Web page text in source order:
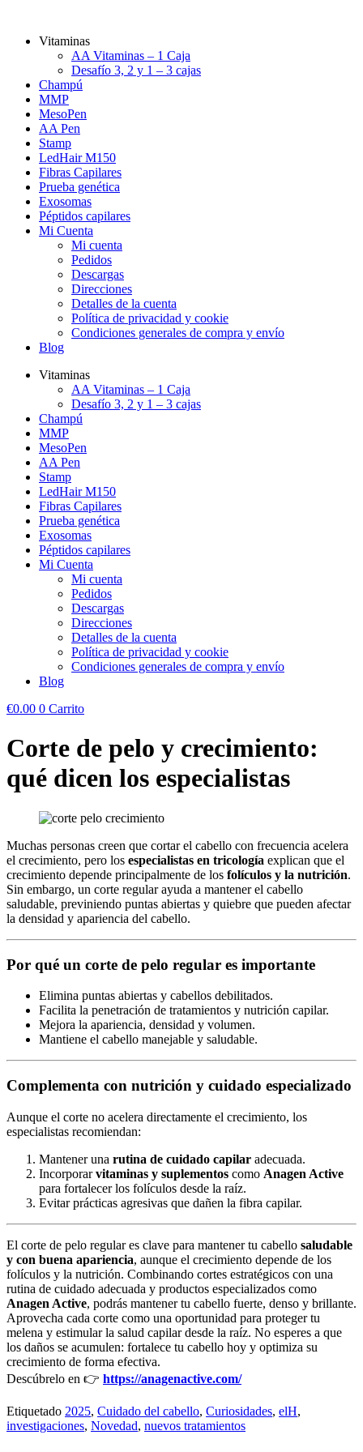
Vitaminas
AA Vitaminas – 1 Caja
Desafío 3, 2 y 1 – 3 cajas
Champú
MMP
MesoPen
AA Pen
Stamp
LedHair M150
Fibras Capilares
Prueba genética
Exosomas
Péptidos capilares
Mi Cuenta
Mi cuenta
Pedidos
Descargas
Direcciones
Detalles de la cuenta
Política de privacidad y cookie
Condiciones generales de compra y envío
Blog
Vitaminas
AA Vitaminas – 1 Caja
Desafío 3, 2 y 1 – 3 cajas
Champú
MMP
MesoPen
AA Pen
Stamp
LedHair M150
Fibras Capilares
Prueba genética
Exosomas
Péptidos capilares
Mi Cuenta
Mi cuenta
Pedidos
Descargas
Direcciones
Detalles de la cuenta
Política de privacidad y cookie
Condiciones generales de compra y envío
Blog
€0.00 0 Carrito
Corte de pelo y crecimiento:
qué dicen los especialistas
Muchas personas creen que cortar el cabello con frecuencia acelera
el crecimiento, pero los especialistas en tricología explican que el
crecimiento depende principalmente de los folículos y la nutrición.
Sin embargo, un corte regular ayuda a mantener el cabello
saludable, previniendo puntas abiertas y quiebre que pueden afectar
la densidad y apariencia del cabello.
Por qué un corte de pelo regular es importante
Elimina puntas abiertas y cabellos debilitados.
Facilita la penetración de tratamientos y nutrición capilar.
Mejora la apariencia, densidad y volumen.
Mantiene el cabello manejable y saludable.
Complementa con nutrición y cuidado especializado
Aunque el corte no acelera directamente el crecimiento, los
especialistas recomiendan:
Mantener una rutina de cuidado capilar adecuada.
Incorporarvitaminas y suplementos como Anagen Active
para fortalecer los folículos desde la raíz.
Evitar prácticas agresivas que dañen la fibra capilar.
El corte de pelo regular es clave para mantener tu cabello saludable
y con buena apariencia, aunque el crecimiento depende de los
folículos y la nutrición. Combinando cortes estratégicos con una
rutina de cuidado adecuada y productos especializados como
Anagen Active, podrás mantener tu cabello fuerte, denso y brillante.
Aprovecha cada corte como una oportunidad para proteger tu
melena y estimular la salud capilar desde la raíz. No esperes a que
los daños se acumulen: fortalece tu cabello hoy y optimiza su
crecimiento de forma efectiva.
Descúbrelo en 👉 https://anagenactive.com/
Etiquetado 2025, Cuidado del cabello, Curiosidades, elH,
investigaciones, Novedad, nuevos tratamientos